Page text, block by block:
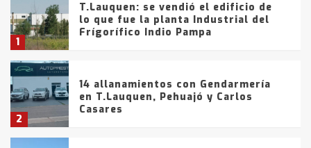
1
T.Lauquen: se vendió el edificio de
lo que fue la planta Industrial del
Frígorífico Indio Pampa
2
14 allanamientos con Gendarmería
en T.Lauquen, Pehuajó y Carlos
Casares